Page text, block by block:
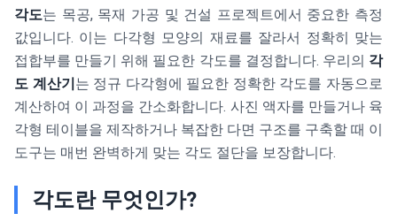
각도는 목공, 목재 가공 및 건설 프로젝트에서 중요한 측정
값입니다. 이는 다각형 모양의 재료를 잘라서 정확히 맞는
접합부를 만들기 위해 필요한 각도를 결정합니다. 우리의 각
도 계산기는 정규 다각형에 필요한 정확한 각도를 자동으로
계산하여 이 과정을 간소화합니다. 사진 액자를 만들거나 육
각형 테이블을 제작하거나 복잡한 다면 구조를 구축할 때 이
도구는 매번 완벽하게 맞는 각도 절단을 보장합니다.
각도란 무엇인가?